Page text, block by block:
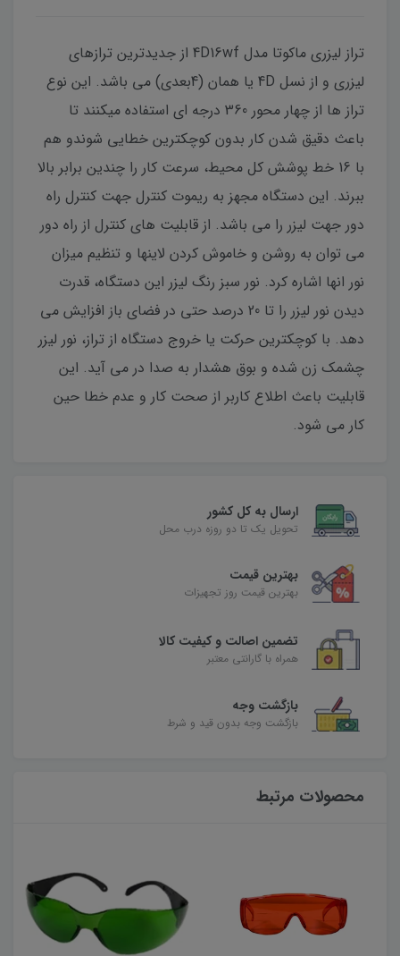
تراز لیزری ماکوتا مدل 4D16wf از جدیدترین ترازهای
لیزری و از نسل 4D یا همان (4بعدی) می باشد. این نوع
تراز ها از چهار محور 360 درجه ای استفاده میکنند تا
باعث دقیق شدن کار بدون کوچکترین خطایی شوندو هم
با 16 خط پوشش کل محیط، سرعت کار را چندین برابر بالا
ببرند. این دستگاه مجهز به ریموت کنترل جهت کنترل راه
دور جهت لیزر را می باشد. از قابلیت های کنترل از راه دور
می توان به روشن و خاموش کردن لاینها و تنظیم میزان
نور انها اشاره کرد. نور سبز رنگ لیزر این دستگاه، قدرت
دیدن نور لیزر را تا 20 درصد حتی در فضای باز افزایش می
دهد. با کوچکترین حرکت یا خروج دستگاه از تراز، نور لیزر
چشمک زن شده و بوق هشدار به صدا در می آید. این
قابلیت باعث اطلاع کاربر از صحت کار و عدم خطا حین
کار می شود.
ارسال به کل کشور
تحویل یک تا دو روزه درب محل
بهترین قیمت
بهترین قیمت روز تجهیزات
تضمین اصالت و کیفیت کالا
همراه با گارانتی معتبر
بازگشت وجه
بازگشت وجه بدون قید و شرط
محصولات مرتبط